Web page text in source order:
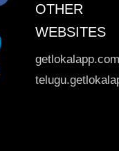
OTHER
WEBSITES
getlokalapp.com